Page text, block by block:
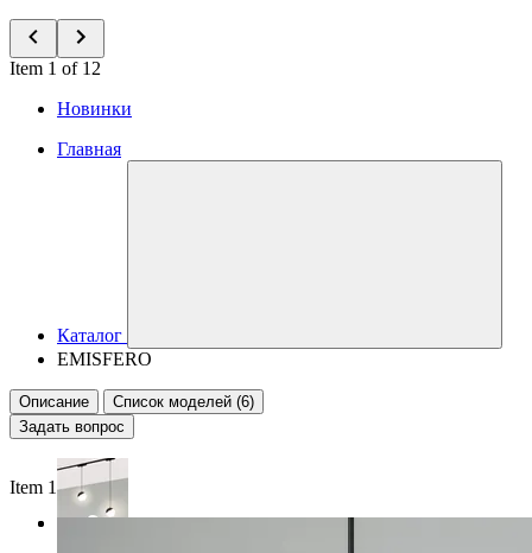
Item 1 of 12
Новинки
Главная
Каталог
EMISFERO
Описание
Список моделей (6)
Задать вопрос
Item 1 of 2